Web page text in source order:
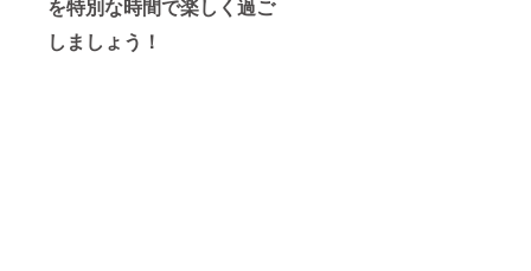
を特別な時間で楽しく過ご
しましょう！